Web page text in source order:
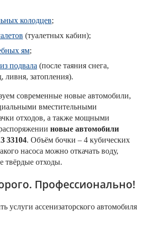
колодцев;
(туалетных кабин);
ям;
подвала (после таяния снега,
ливня, затопления).
современные новые автомобили,
вместительными
отходов, а также мощными
новые автомобили
33104. Объём бочки – 4 кубических
насоса можно откачать воду,
твёрдые отходы.
Профессионально!
услуги ассенизаторского автомобиля